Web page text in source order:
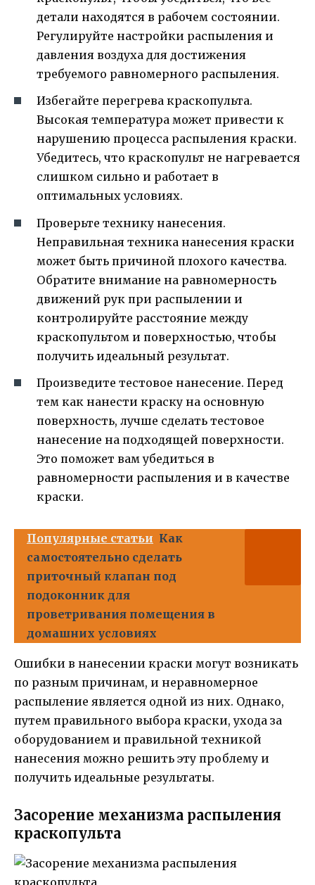
детали находятся в рабочем состоянии.
Регулируйте настройки распыления и
давления воздуха для достижения
требуемого равномерного распыления.
Избегайте перегрева краскопульта.
Высокая температура может привести к
нарушению процесса распыления краски.
Убедитесь, что краскопульт не нагревается
слишком сильно и работает в
оптимальных условиях.
Проверьте технику нанесения.
Неправильная техника нанесения краски
может быть причиной плохого качества.
Обратите внимание на равномерность
движений рук при распылении и
контролируйте расстояние между
краскопультом и поверхностью, чтобы
получить идеальный результат.
Произведите тестовое нанесение. Перед
тем как нанести краску на основную
поверхность, лучше сделать тестовое
нанесение на подходящей поверхности.
Это поможет вам убедиться в
равномерности распыления и в качестве
краски.
Популярные статьи Как
самостоятельно сделать
приточный клапан под
подоконник для
проветривания помещения в
домашних условиях
Ошибки в нанесении краски могут возникать
по разным причинам, и неравномерное
распыление является одной из них. Однако,
путем правильного выбора краски, ухода за
оборудованием и правильной техникой
нанесения можно решить эту проблему и
получить идеальные результаты.
Засорение механизма распыления
краскопульта